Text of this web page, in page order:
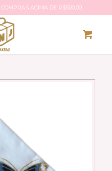
ACIMA DE R$500,00